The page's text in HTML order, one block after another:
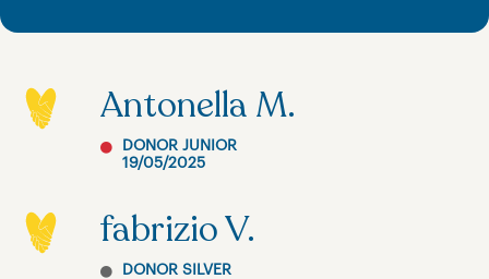
Antonella M.
DONOR JUNIOR
19/05/2025
fabrizio V.
DONOR SILVER